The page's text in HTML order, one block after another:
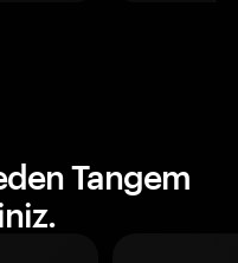
Tangem